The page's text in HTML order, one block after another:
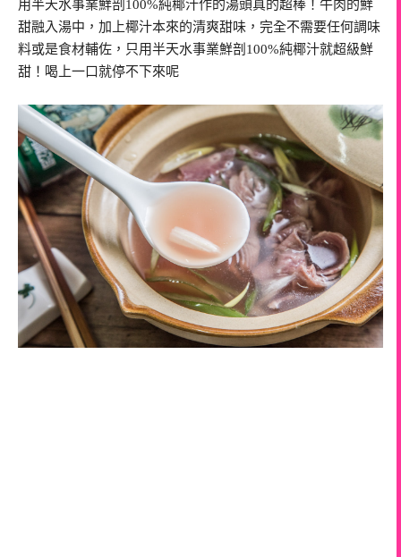
用半天水事業鮮剖100%純椰汁作的湯頭真的超棒！牛肉的鮮
甜融入湯中，加上椰汁本來的清爽甜味，完全不需要任何調味
料或是食材輔佐，只用半天水事業鮮剖100%純椰汁就超級鮮
甜！喝上一口就停不下來呢